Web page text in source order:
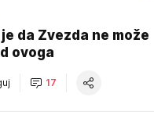
da Zvezda ne može
ovoga
17